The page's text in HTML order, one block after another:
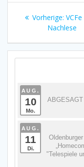
Vorherige:
Nachlese
AUG.
10
Mo.
AUG.
11
Di.
"Telespiele